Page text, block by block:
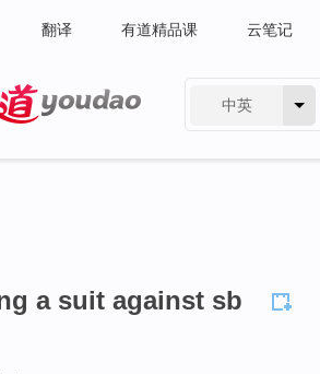
翻译 有道精品课 云笔记
中英
a suit against sb